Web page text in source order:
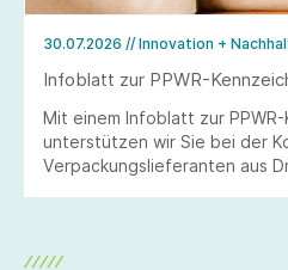
30.07.2026 // Innovation +
Infoblatt zur PPWR-
Mit einem Infoblatt zur
unterstützen wir Sie bei der
Verpackungslieferanten aus